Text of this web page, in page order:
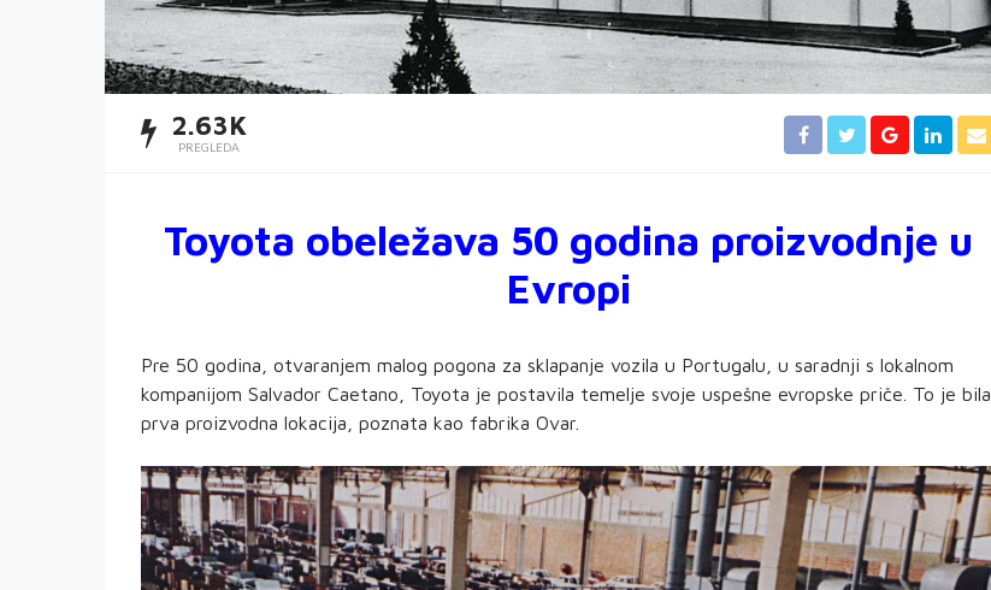
2.63K
PREGLEDA
Toyota obeležava 50 godina proizvodnje u
Evropi
Pre 50 godina, otvaranjem malog pogona za sklapanje vozila u Portugalu, u saradnji s lokalnom
kompanijom Salvador Caetano, Toyota je postavila temelje svoje uspešne evropske priče. To je bila
prva proizvodna lokacija, poznata kao fabrika Ovar.